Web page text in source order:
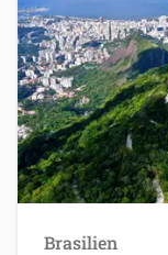
Brasilien